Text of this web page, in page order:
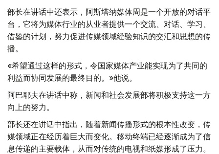
部长在讲话中还表示，阿斯塔纳媒体周是一个开放的对话平
台，它将为媒体行业的从业者提供一个交流、对话、学习、
借鉴的计划，努力促进传媒领域经验知识的交汇和思想的传
播。
«希望通过这样的形式，令国家媒体产业能实现为了共同的
利益而协同发展的最终目的。»他说。
阿巴耶夫在讲话中称，新闻和社会发展部将积极支持这一方
向上的努力。
部长还在讲话中指出，随着新闻传播形式的根本性改变，传
媒领域正在经历着巨大而变化。移动终端已经逐渐成为了信
息传递的主要载体，从而对传统的电视和纸媒形成了压力。